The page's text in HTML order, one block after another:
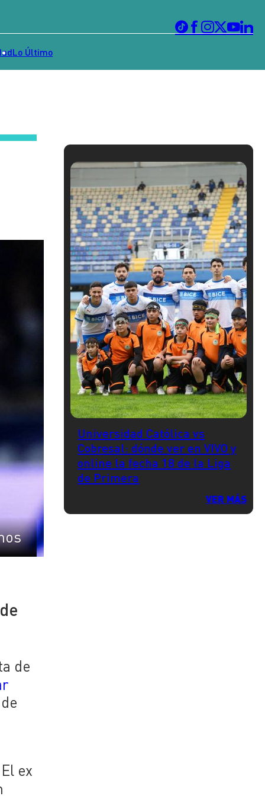
Lo Último
de
ex
Universidad Católica vs
Cobresal: dónde ver en VIVO y
online la fecha 18 de la Liga
de Primera
VER MÁS